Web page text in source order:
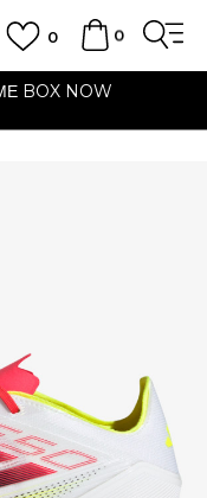
0
0
BOX NOW